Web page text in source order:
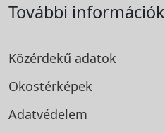
További információk
Közérdekű adatok
Okostérképek
Adatvédelem